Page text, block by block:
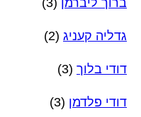
ברוך ליברמן (3)
גדליה קעניג (2)
דודי בלוך (3)
דודי פלדמן (3)